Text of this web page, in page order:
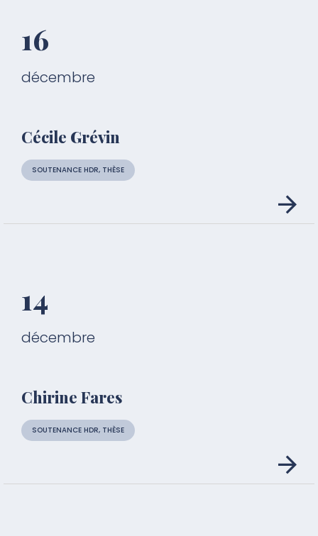
16
décembre
Cécile Grévin
SOUTENANCE HDR, THÈSE
14
décembre
Chirine Fares
SOUTENANCE HDR, THÈSE